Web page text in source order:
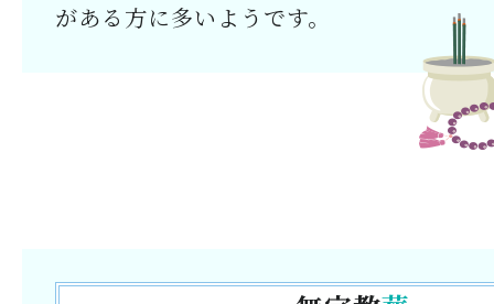
がある方に多いようです。